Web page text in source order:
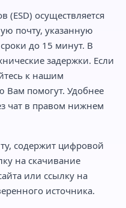
(ESD) осуществляется
почту, указанную
до 15 минут. В
задержки. Если
к нашим
Вам помогут. Удобнее
чат в правом нижнем
содержит цифровой
на скачивание
или ссылку на
источника.